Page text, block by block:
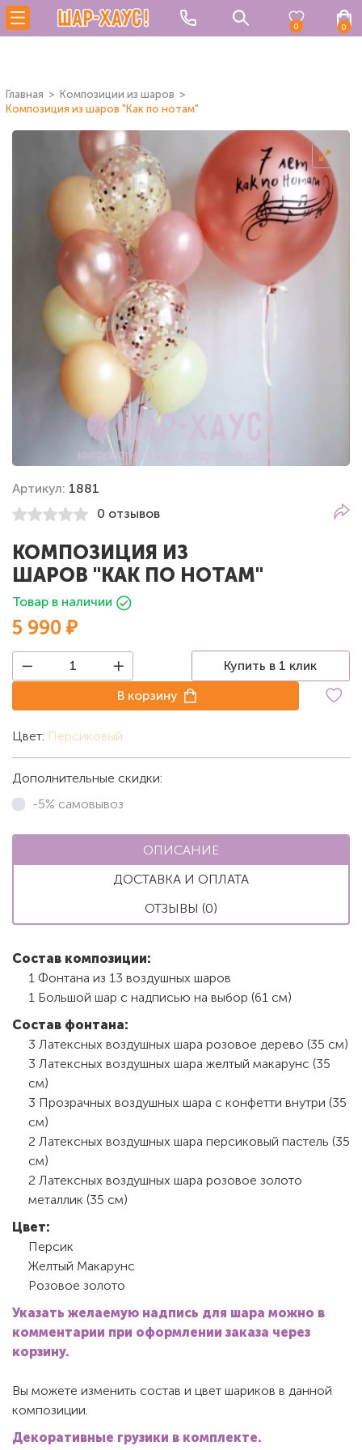
0 0
Главная
Композиции из шаров
Композиция из шаров "Как по нотам"
Артикул: 1881
0 отзывов
КОМПОЗИЦИЯ ИЗ
ШАРОВ "КАК ПО НОТАМ"
Товар в наличии
5 990 ₽
Купить в 1 клик
В корзину
Цвет: Персиковый
Дополнительные скидки:
-5% самовывоз
ОПИСАНИЕ
ДОСТАВКА И ОПЛАТА
ОТЗЫВЫ (0)
Состав композиции:
1 Фонтана из 13 воздушных шаров
1 Большой шар с надписью на выбор (61 см)
Состав фонтана:
3 Латексных воздушных шара розовое дерево (35 см)
3 Латексных воздушных шара желтый макарунс (35
см)
3 Прозрачных воздушных шара с конфетти внутри (35
см)
2 Латексных воздушных шара персиковый пастель (35
см)
2 Латексных воздушных шара розовое золото
металлик (35 см)
Цвет:
Персик
Желтый Макарунс
Розовое золото
Указать желаемую надпись для шара можно в
комментарии при оформлении заказа через
корзину.
Вы можете изменить состав и цвет шариков в данной
композиции.
Декоративные грузики в комплекте.